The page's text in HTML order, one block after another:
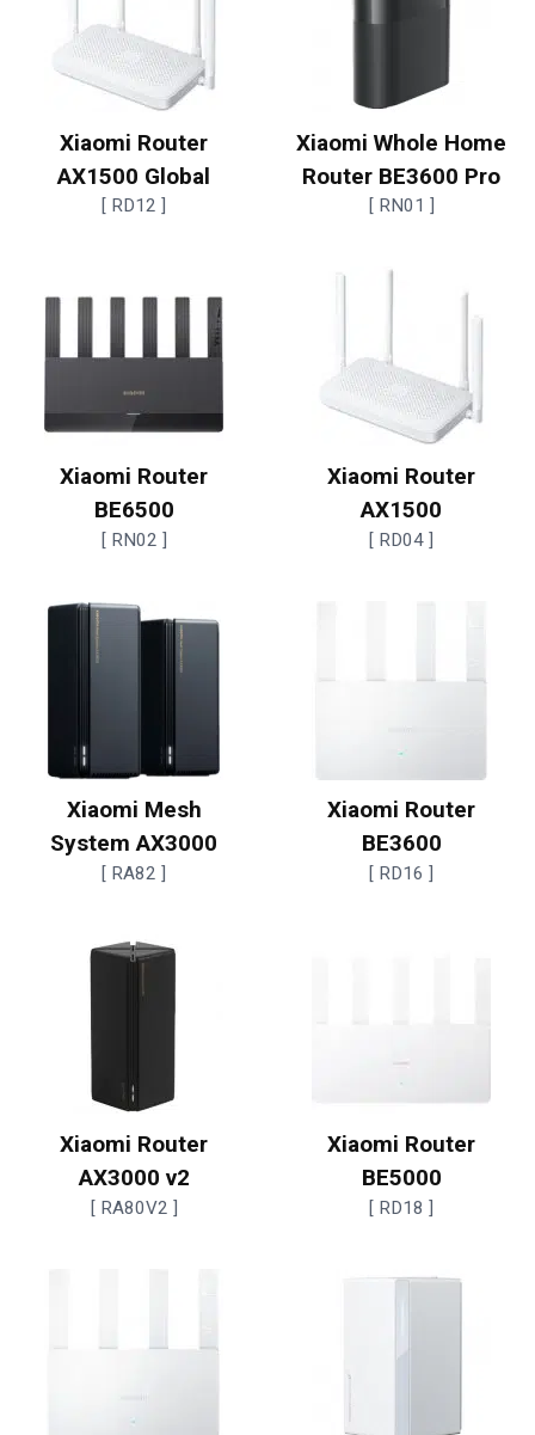
Xiaomi Router
AX1500 Global
[ RD12 ]
Xiaomi Whole Home
Router BE3600 Pro
[ RN01 ]
Xiaomi Router
BE6500
[ RN02 ]
Xiaomi Router
AX1500
[ RD04 ]
Xiaomi Mesh
System AX3000
[ RA82 ]
Xiaomi Router
BE3600
[ RD16 ]
Xiaomi Router
AX3000 v2
[ RA80V2 ]
Xiaomi Router
BE5000
[ RD18 ]